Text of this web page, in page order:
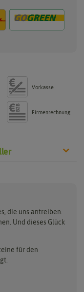
Vorkasse
Firmenrechnung
für Werbezwecke
Sets
Oase
die uns antreiben.
Und dieses Glück
für den